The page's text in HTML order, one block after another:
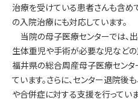
治療を受けている患者さんも含め
の入院治療にも対応しています。
当院の母子医療センターでは、
生体重児や手術が必要な児などの
福井県の総合周産母子医療センタ
ています。さらに、センター退院後
や合併症に対する支援を行っていま